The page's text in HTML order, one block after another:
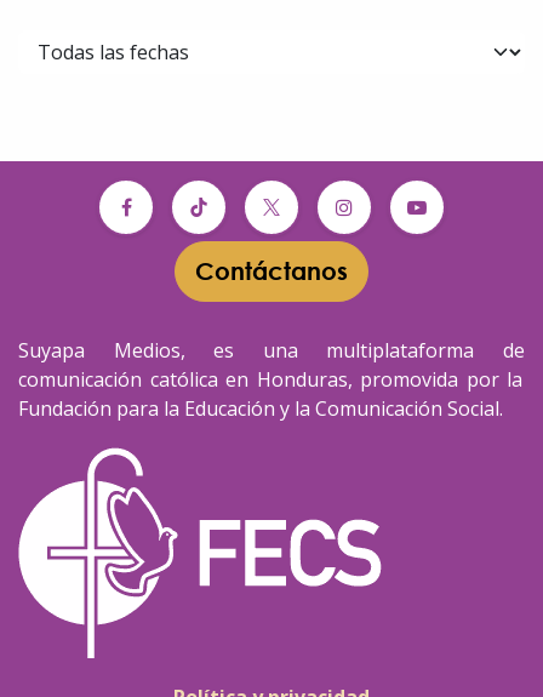
Contáctanos​​
Suyapa Medios, es una multiplataforma de
comunicación católica en Honduras, promovida por la
Fundación para la Educación y la Comunicación Social.